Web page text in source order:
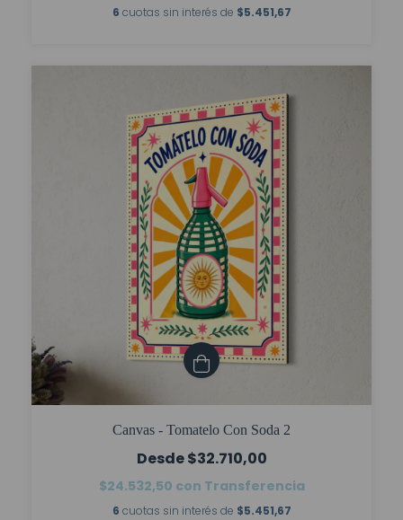
6 cuotas sin interés de $5.451,67
Canvas - Tomatelo Con Soda 2
$32.710,00
$24.532,50 con Transferencia
6 cuotas sin interés de $5.451,67